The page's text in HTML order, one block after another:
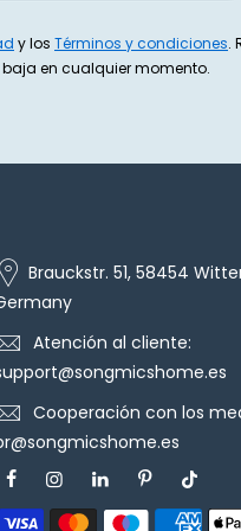
y los Términos y condiciones.
baja en cualquier momento.
Brauckstr. 51, 58454
Atención al cliente:
Cooperación con los